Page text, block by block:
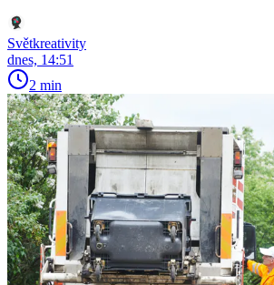
Světkreativity
dnes, 14:51
2 min